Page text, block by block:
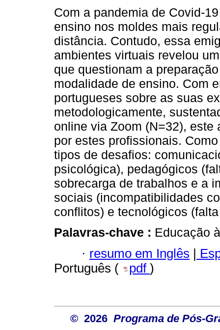
Com a pandemia de Covid-
ensino nos moldes mais
distância. Contudo, essa
ambientes virtuais revelou
que questionam a
modalidade de ensino. Com
portugueses sobre as suas
metodologicamente,
online via Zoom (N=32),
por estes profissionais.
tipos de desafios:
psicológica), pedagógicos
sobrecarga de trabalhos e a
sociais (incompatibilidades
conflitos) e tecnológicos
Palavras-chave : Educação
· resumo em Inglês |
Português (
pdf )
© 2026 Programa de Pós-